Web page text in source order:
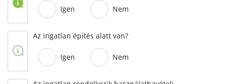
Igen Nem
Az ingatlan építés alatt van?
Igen Nem